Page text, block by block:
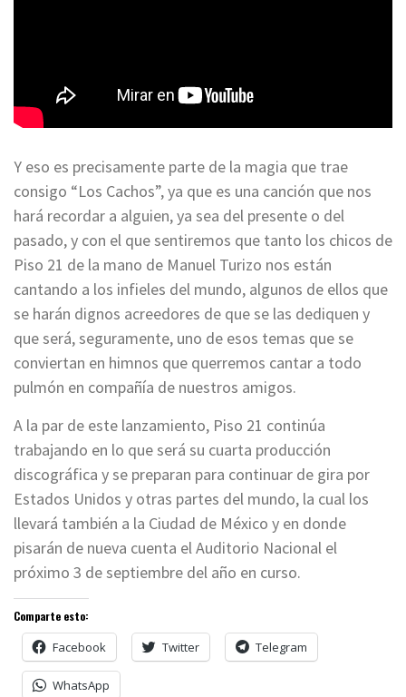
Y eso es precisamente parte de la magia que trae
consigo “Los Cachos”, ya que es una canción que nos
hará recordar a alguien, ya sea del presente o del
pasado, y con el que sentiremos que tanto los chicos de
Piso 21 de la mano de Manuel Turizo nos están
cantando a los infieles del mundo, algunos de ellos que
se harán dignos acreedores de que se las dediquen y
que será, seguramente, uno de esos temas que se
conviertan en himnos que querremos cantar a todo
pulmón en compañía de nuestros amigos.
A la par de este lanzamiento, Piso 21 continúa
trabajando en lo que será su cuarta producción
discográfica y se preparan para continuar de gira por
Estados Unidos y otras partes del mundo, la cual los
llevará también a la Ciudad de México y en donde
pisarán de nueva cuenta el Auditorio Nacional el
próximo 3 de septiembre del año en curso.
Comparte esto:
Facebook Twitter Telegram
WhatsApp